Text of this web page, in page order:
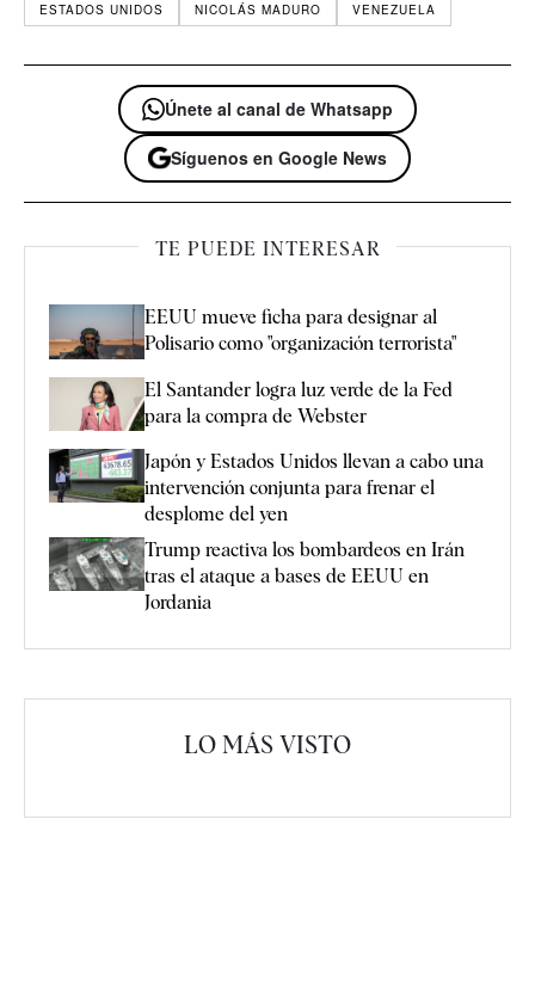
ESTADOS UNIDOS NICOLÁS MADURO VENEZUELA
Únete al canal de Whatsapp
Síguenos en Google News
TE PUEDE INTERESAR
EEUU mueve ficha para designar al
Polisario como "organización terrorista"
El Santander logra luz verde de la Fed
para la compra de Webster
Japón y Estados Unidos llevan a cabo una
intervención conjunta para frenar el
desplome del yen
Trump reactiva los bombardeos en Irán
tras el ataque a bases de EEUU en
Jordania
LO MÁS VISTO